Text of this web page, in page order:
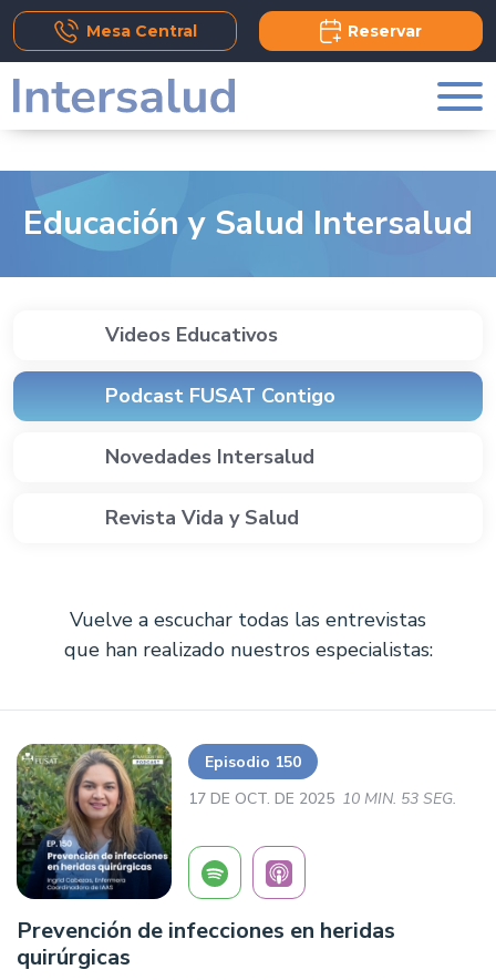
Add Comment
Mesa Central Reservar
Educación y Salud Intersalud
Videos Educativos
Podcast FUSAT Contigo
Novedades Intersalud
Revista Vida y Salud
Vuelve a escuchar todas las entrevistas
que han realizado nuestros especialistas:
Episodio 150
17 DE OCT. DE 2025 10 MIN. 53 SEG.
Prevención de infecciones en heridas
quirúrgicas